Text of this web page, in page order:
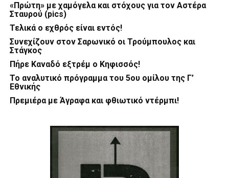
«Πρώτη» με χαμόγελα και στόχους για τον Αστέρα
Σταυρού (pics)
Τελικά ο εχθρός είναι εντός!
Συνεχίζουν στον Σαρωνικό οι Τρούμπουλος και
Στάγκος
Πήρε Καναδό εξτρέμ ο Κηφισσός!
Το αναλυτικό πρόγραμμα του 5ου ομίλου της Γ’
Εθνικής
Πρεμιέρα με Άγραφα και φθιωτικό ντέρμπι!